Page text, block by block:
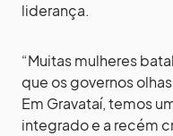
liderança.
“Muitas mulheres
que os governos
Em Gravataí, temos
integrado e a recém